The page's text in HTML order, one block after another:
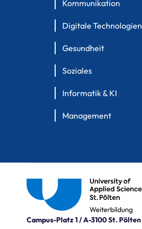
Kommunikation
Digitale Technologien
Gesundheit
Soziales
Informatik & KI
Management
Campus-Platz 1 / A-3100 St. Pölten